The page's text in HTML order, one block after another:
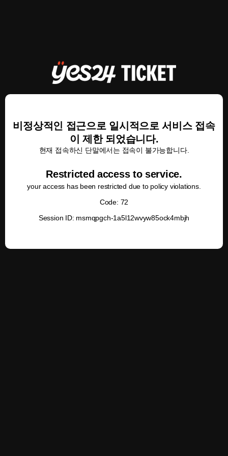
비정상적인 접근으로 일시적으로 서비스 접속
이 제한 되었습니다.
현재 접속하신 단말에서는 접속이 불가능합니다.
Restricted access to service.
your access has been restricted due to policy violations.
Code: 72
Session ID: msmqpgch-1a5l12wvyw85ock4mbjh